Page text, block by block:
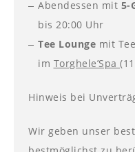
Abendessen mit 5-
bis 20:00 Uhr
Tee Lounge mit
im Torghele’Spa (
Hinweis bei
Wir geben unser